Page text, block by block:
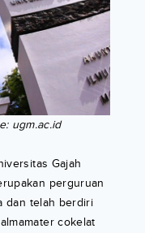
ugm.ac.id
Gajah
perguruan
dan telah berdiri
cokelat